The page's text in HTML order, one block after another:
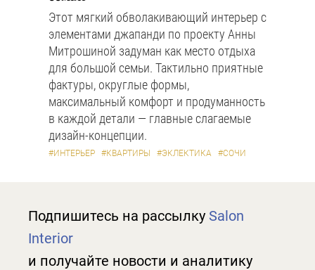
Этот мягкий обволакивающий интерьер с
элементами джапанди по проекту Анны
Митрошиной задуман как место отдыха
для большой семьи. Тактильно приятные
фактуры, округлые формы,
максимальный комфорт и продуманность
в каждой детали — главные слагаемые
дизайн-концепции.
#ИНТЕРЬЕР #КВАРТИРЫ #ЭКЛЕКТИКА #СОЧИ
Подпишитесь на рассылку Salon
Interior
и получайте новости и аналитику